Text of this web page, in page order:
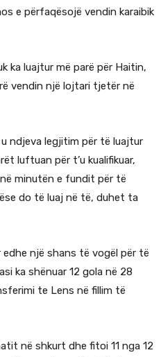
e përfaqësojë vendin karaibik
ka luajtur më parë për Haitin,
vendin një lojtari tjetër në
ndjeva legjitim për të luajtur
luftuan për t’u kualifikuar,
minutën e fundit për të
do të luaj në të, duhet ta
një shans të vogël për të
ka shënuar 12 gola në 28
te Lens në fillim të
në shkurt dhe fitoi 11 nga 12